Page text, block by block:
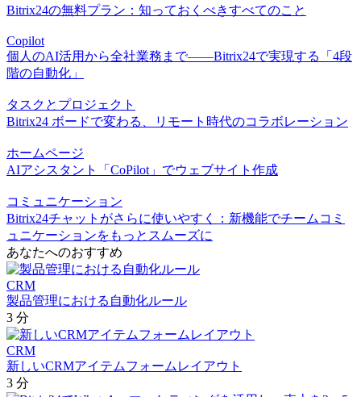
Bitrix24の無料プラン：知っておくべきすべてのこと
Copilot
個人のAI活用から全社業務まで――Bitrix24で実現する「4段
階の自動化」
タスクとプロジェクト
Bitrix24 ボードで変わる、リモート時代のコラボレーション
ホームページ
AIアシスタント「CoPilot」でウェブサイト作成
コミュニケーション
Bitrix24チャットがさらに使いやすく：新機能でチームコミ
ュニケーションをもっとスムーズに
あなたへのおすすめ
CRM
製品管理における自動化ルール
3 分
CRM
新しいCRMアイテムフォームレイアウト
3 分